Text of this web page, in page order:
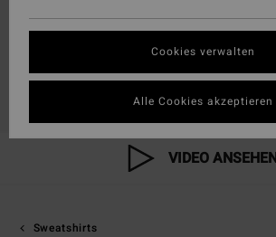
VIDEO
Sweatshirts
Cookies verwalten
Alle Cookies akzeptieren